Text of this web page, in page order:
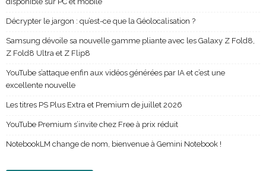
Décrypter le jargon : qu’est-ce que la Géolocalisation ?
Samsung dévoile sa nouvelle gamme pliante avec les Galaxy Z Fold8,
Z Fold8 Ultra et Z Flip8
YouTube s’attaque enfin aux vidéos générées par IA et c’est une
excellente nouvelle
Les titres PS Plus Extra et Premium de juillet 2026
YouTube Premium s’invite chez Free à prix réduit
NotebookLM change de nom, bienvenue à Gemini Notebook !